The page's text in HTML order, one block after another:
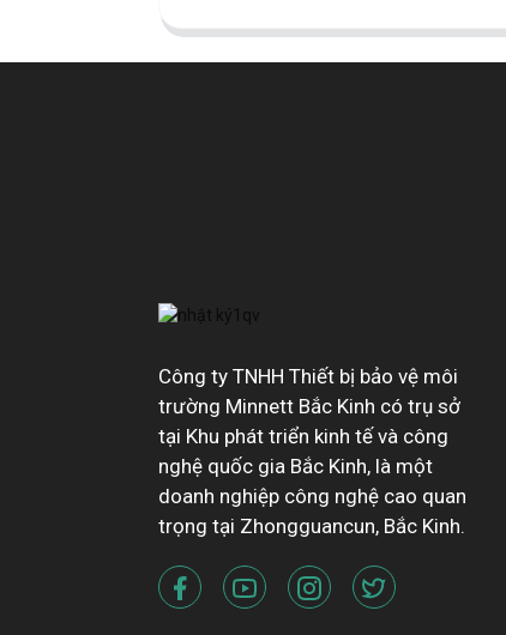
Công ty TNHH Thiết bị bảo vệ môi
trường Minnett Bắc Kinh có trụ sở
tại Khu phát triển kinh tế và công
nghệ quốc gia Bắc Kinh, là một
doanh nghiệp công nghệ cao quan
trọng tại Zhongguancun, Bắc Kinh.